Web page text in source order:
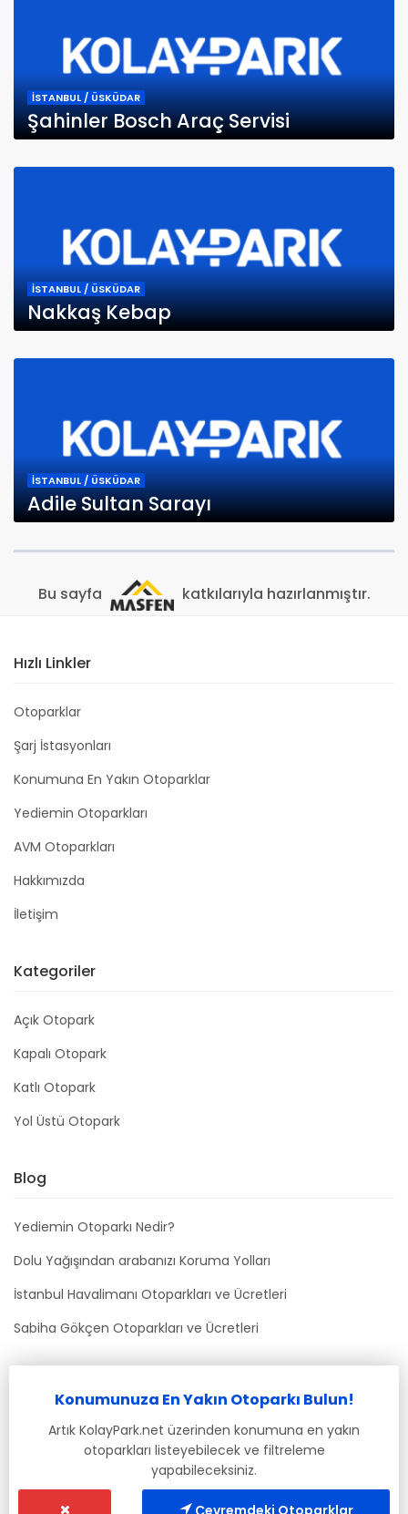
İSTANBUL / ÜSKÜDAR
Şahinler Bosch Araç Servisi
İSTANBUL / ÜSKÜDAR
Nakkaş Kebap
İSTANBUL / ÜSKÜDAR
Adile Sultan Sarayı
Bu sayfa katkılarıyla hazırlanmıştır.
Hızlı Linkler
Otoparklar
Şarj İstasyonları
Konumuna En Yakın Otoparklar
Yediemin Otoparkları
AVM Otoparkları
Hakkımızda
İletişim
Kategoriler
Açık Otopark
Kapalı Otopark
Katlı Otopark
Yol Üstü Otopark
Blog
Yediemin Otoparkı Nedir?
Dolu Yağışından arabanızı Koruma Yolları
İstanbul Havalimanı Otoparkları ve Ücretleri
Sabiha Gökçen Otoparkları ve Ücretleri
Konumunuza En Yakın Otoparkı Bulun!
Artık KolayPark.net üzerinden konumuna en yakın
otoparkları listeyebilecek ve filtreleme
yapabileceksiniz.
Çevremdeki Otoparklar